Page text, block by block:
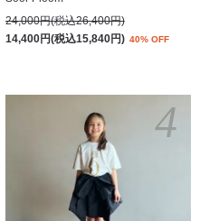
24,000円(税込26,400円)
14,400円(税込15,840円) 40% OFF
4